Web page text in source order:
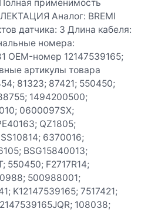
применимость
Аналог: BREMI
датчика: 3 Длина кабеля:
номера:
OEM-номер 12147539165;
артикулы товара
81323; 87421; 550450;
1494200500;
0600097SX;
QZ1805;
SS10814; 6370016;
BSG15840013;
550450; F2717R14;
500988001;
K12147539165; 7517421;
108038;